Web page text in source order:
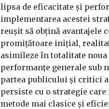
lipsa de eficacitate și
implementarea acestei
reușit să obțină avantajele
promițătoare inițial,
asimileze în totalitate
performanțe generale sub
partea publicului și critici a
persiste cu o strategie
metode mai clasice și